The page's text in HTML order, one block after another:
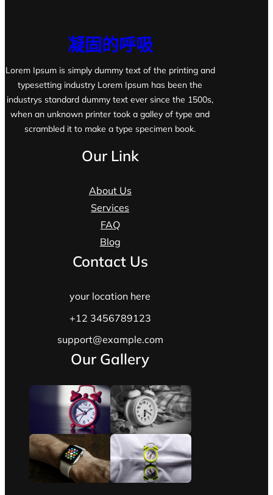
凝固的呼吸
Lorem Ipsum is simply dummy text of the printing and
typesetting industry Lorem Ipsum has been the
industrys standard dummy text ever since the 1500s,
when an unknown printer took a galley of type and
scrambled it to make a type specimen book.
Our Link
About Us
Services
FAQ
Blog
Contact Us
your location here
+12 3456789123
support@example.com
Our Gallery